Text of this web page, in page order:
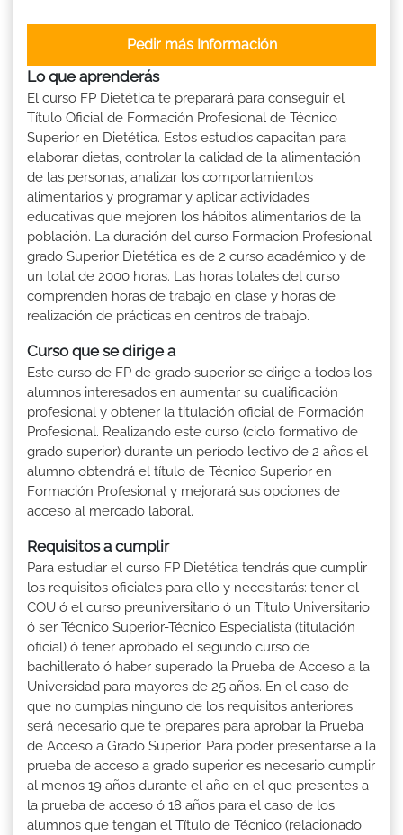
Pedir más Información
Lo que aprenderás
El curso FP Dietética te preparará para conseguir el
Título Oficial de Formación Profesional de Técnico
Superior en Dietética. Estos estudios capacitan para
elaborar dietas, controlar la calidad de la alimentación
de las personas, analizar los comportamientos
alimentarios y programar y aplicar actividades
educativas que mejoren los hábitos alimentarios de la
población. La duración del curso Formacion Profesional
grado Superior Dietética es de 2 curso académico y de
un total de 2000 horas. Las horas totales del curso
comprenden horas de trabajo en clase y horas de
realización de prácticas en centros de trabajo.
Curso que se dirige a
Este curso de FP de grado superior se dirige a todos los
alumnos interesados en aumentar su cualificación
profesional y obtener la titulación oficial de Formación
Profesional. Realizando este curso (ciclo formativo de
grado superior) durante un período lectivo de 2 años el
alumno obtendrá el título de Técnico Superior en
Formación Profesional y mejorará sus opciones de
acceso al mercado laboral.
Requisitos a cumplir
Para estudiar el curso FP Dietética tendrás que cumplir
los requisitos oficiales para ello y necesitarás: tener el
COU ó el curso preuniversitario ó un Título Universitario
ó ser Técnico Superior-Técnico Especialista (titulación
oficial) ó tener aprobado el segundo curso de
bachillerato ó haber superado la Prueba de Acceso a la
Universidad para mayores de 25 años. En el caso de
que no cumplas ninguno de los requisitos anteriores
será necesario que te prepares para aprobar la Prueba
de Acceso a Grado Superior. Para poder presentarse a la
prueba de acceso a grado superior es necesario cumplir
al menos 19 años durante el año en el que presentes a
la prueba de acceso ó 18 años para el caso de los
alumnos que tengan el Título de Técnico (relacionado